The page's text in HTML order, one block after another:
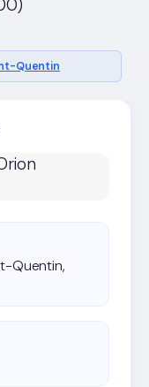
Quentin
Quentin,